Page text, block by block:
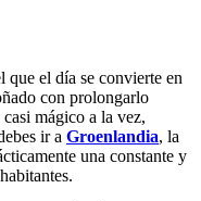
que el día se convierte en
con prolongarlo
mágico a la vez,
ir a Groenlandia, la
una constante y